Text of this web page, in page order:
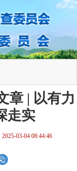
章 | 以有力
走实
2025-03-04 08:44:46